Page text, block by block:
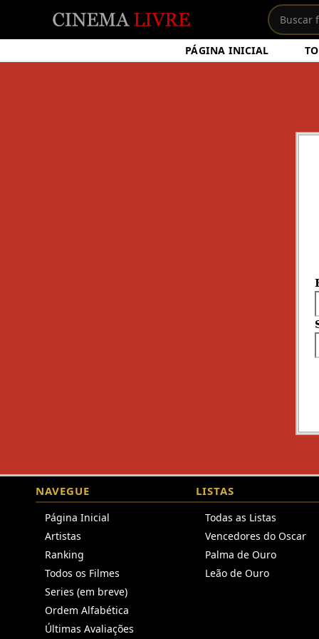
PÁGINA INICIAL
NAVEGUE
Página Inicial
Artistas
Ranking
Todos os Filmes
Series (em breve)
Ordem Alfabética
Últimas Avaliações
LISTAS
Todas as Listas
Vencedores do Oscar
Palma de Ouro
Leão de Ouro